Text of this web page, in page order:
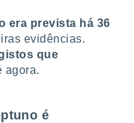
era prevista há 36
evidências.
que
agora.
é